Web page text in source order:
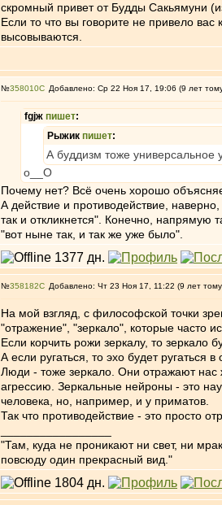
скромный привет от Будды Сакьямуни
Если то что вы говорите не привело вас
высовываются.
№358010 Добавлено: Ср 22 Ноя 17, 19:06 (9 лет
fgjж пишет:
Рыжик пишет:
А буддизм тоже универсальное
о__О
Почему нет? Всё очень хорошо
А действие и противодействие,
так и откликнется". Конечно, напрямую
"вот ныне так, и так же уже было".
№358182 Добавлено: Чт 23 Ноя 17, 11:22 (9 лет
На мой взгляд, с философской точки
"отражение", "зеркало", которые часто
Если корчить рожи зеркалу, то зеркало
А если ругаться, то эхо будет ругаться в
Люди - тоже зеркало. Они отражают нас
агрессию. Зеркальные нейроны - это
человека, но, например, и у приматов.
Так что противодействие - это просто
"Там, куда не проникают ни свет, ни
повсюду один прекрасный вид."